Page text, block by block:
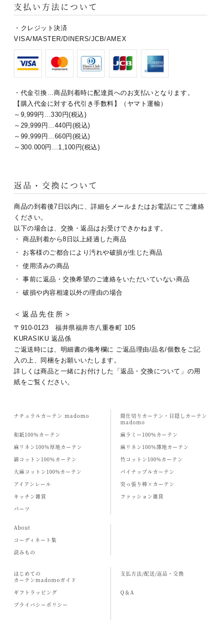
支払い方法について
・クレジット決済
VISA/MASTER/DINERS/JCB/AMEX
・代金引換…商品到着時に配達員へのお支払いとなります。
【購入代金に対する代引き手数料】（ヤマト運輸）
～9,999円…330円(税込)
～29,999円…440円(税込)
～99,999円…660円(税込)
～300.000円…1,100円(税込)
返品・交換について
商品の到着後7日以内に、詳細をメールまたはお電話にてご連絡
ください。
以下の場合は、交換・返品はお受けできかねます。
・ 商品到着から8日以上経過した商品
・ お客様のご都合により汚れや破損が生じた商品
・ 使用済みの商品
・ 事前に返品・交換希望のご連絡をいただいていない商品
・ 破損や内容相違以外の理由の場合
＜返品先住所＞
〒910-0123 福井県福井市八重巻町 105
KURASIKU 返品係
ご返送時には、明細書の備考欄に ご返品理由/品名/個数をご記
入の上、同梱をお願いいたします。
詳しくは商品と一緒にお付けした「返品・交換について」の用
紙をご覧ください。
ナチュラルカーテン madomo
間仕切りカーテン・目隠しカーテン
madomo
和紙100％カーテン
麻ラミー100％カーテン
麻リネン100％厚地カーテン
麻リネン100％薄地カーテン
綿コットン100％カーテン
竹コットン100%カーテン
大麻コットン100%カーテン
パイナップルカーテン
アイアンレール
突っ張り棒×カーテン
キッチン雑貨
ファッション雑貨
パーツ
About
コーディネート集
読みもの
はじめての
カーテンmadomoガイド
支払方法/配送/返品・交換
ギフトラッピング
Q＆A
プライバシーポリシー